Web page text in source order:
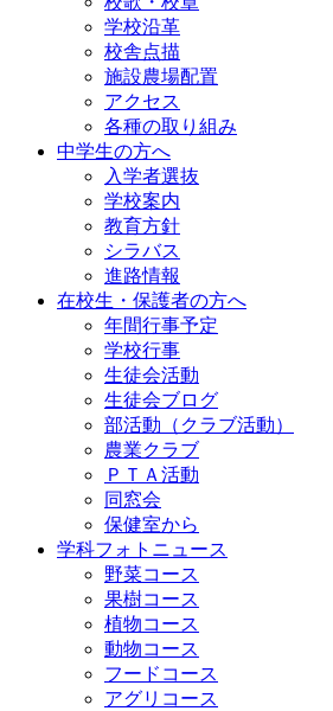
学校沿革
校舎点描
施設農場配置
アクセス
各種の取り組み
中学生の方へ
入学者選抜
学校案内
教育方針
シラバス
進路情報
在校生・保護者の方へ
年間行事予定
学校行事
生徒会活動
生徒会ブログ
部活動（クラブ活動）
農業クラブ
ＰＴＡ活動
同窓会
保健室から
学科フォトニュース
野菜コース
果樹コース
植物コース
動物コース
フードコース
アグリコース